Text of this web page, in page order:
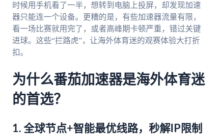
时候用手机看了一半，想转到电脑上投屏，却发现加速
器只能连一个设备。更糟的是，有些加速器流量有限，
看一场比赛就用完了，或者高峰期卡顿严重，错过关键
进球。这些“拦路虎”，让海外体育迷的观赛体验大打折
扣。
为什么番茄加速器是海外体育迷
的首选？
1. 全球节点+智能最优线路，秒解IP限制